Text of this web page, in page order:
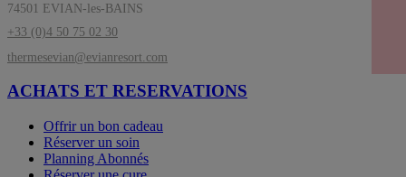
74501 EVIAN-les-BAINS
+33 (0)4 50 75 02 30
thermesevian@evianresort.com
ACHATS ET RESERVATIONS
Offrir un bon cadeau
Réserver un soin
Planning Abonnés